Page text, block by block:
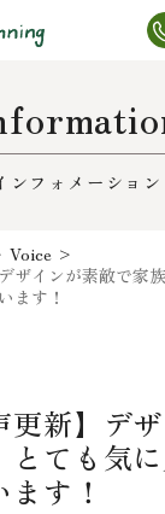
ンフォメーション
Voice >
ザインが素敵で家
ます！
更新】デ
とても気
す！